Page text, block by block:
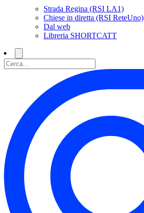
Strada Regina (RSI LA1)
Chiese in diretta (RSI ReteUno)
Dal web
Libreria SHORTCATT